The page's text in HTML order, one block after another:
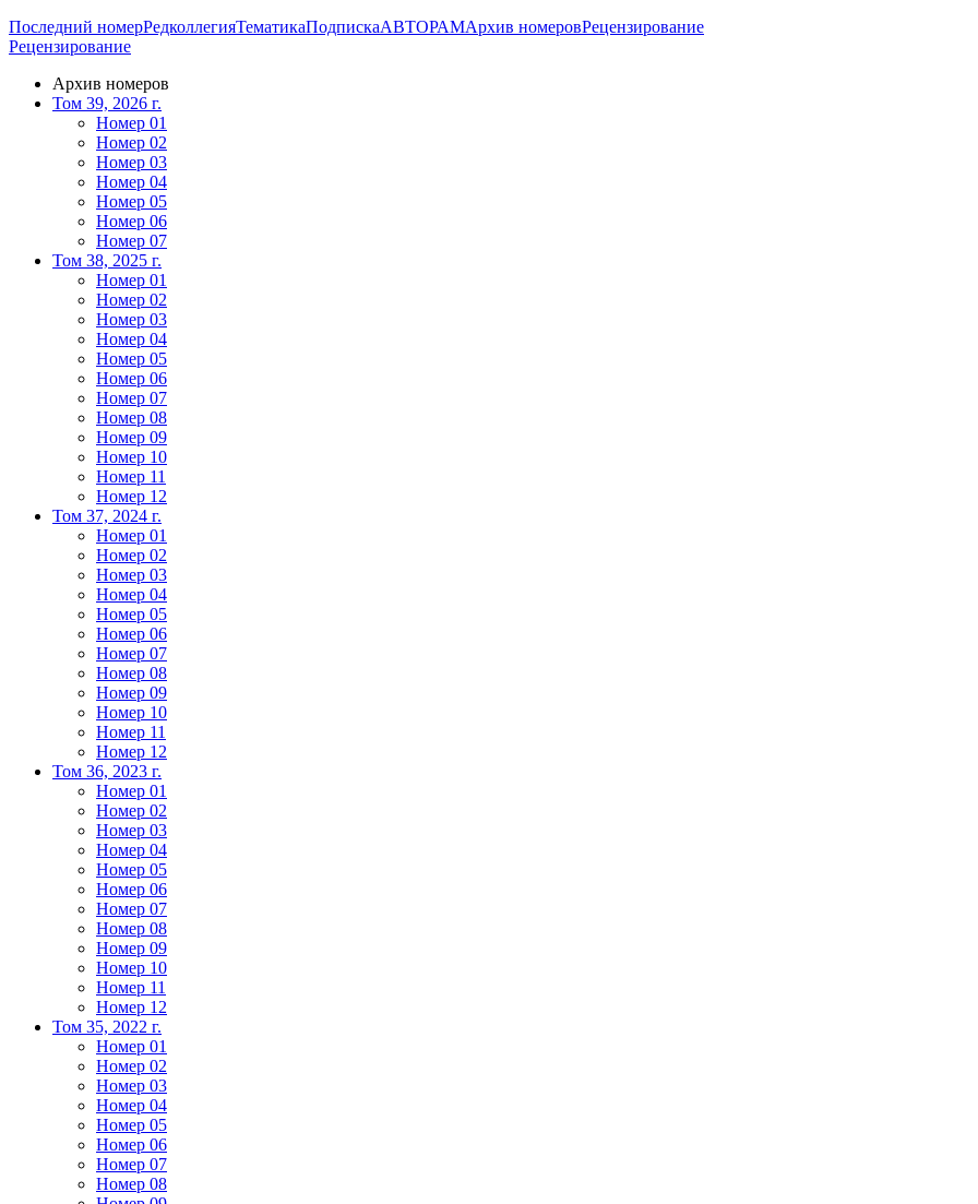
Последний номерРедколлегияТематикаПодпискаАВТОРАМАрхив номеровРецензирование
Рецензирование
Архив номеров
Том 39, 2026 г.
Номер 01
Номер 02
Номер 03
Номер 04
Номер 05
Номер 06
Номер 07
Том 38, 2025 г.
Номер 01
Номер 02
Номер 03
Номер 04
Номер 05
Номер 06
Номер 07
Номер 08
Номер 09
Номер 10
Номер 11
Номер 12
Том 37, 2024 г.
Номер 01
Номер 02
Номер 03
Номер 04
Номер 05
Номер 06
Номер 07
Номер 08
Номер 09
Номер 10
Номер 11
Номер 12
Том 36, 2023 г.
Номер 01
Номер 02
Номер 03
Номер 04
Номер 05
Номер 06
Номер 07
Номер 08
Номер 09
Номер 10
Номер 11
Номер 12
Том 35, 2022 г.
Номер 01
Номер 02
Номер 03
Номер 04
Номер 05
Номер 06
Номер 07
Номер 08